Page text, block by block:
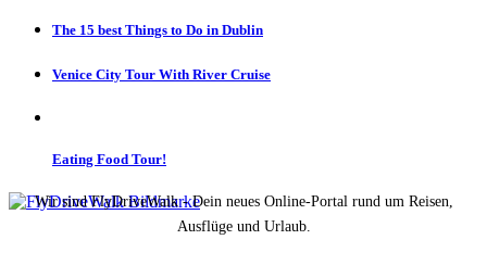
The 15 best Things to Do in Dublin
Venice City Tour With River Cruise
Eating Food Tour!
Wir sind FlyDriveWalk - Dein neues Online-Portal rund um Reisen,
Ausflüge und Urlaub.